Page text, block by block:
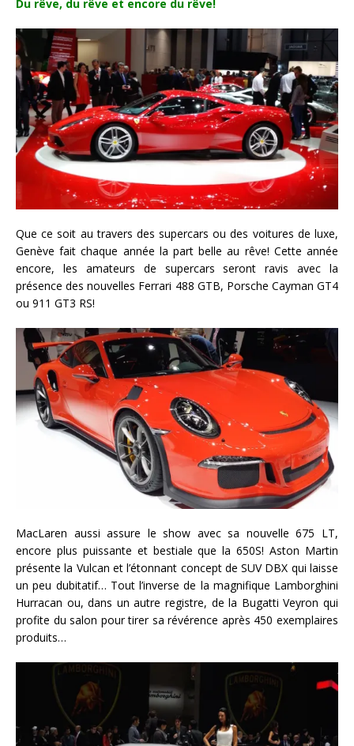
Du rêve, du rêve et encore du rêve!
Que ce soit au travers des supercars ou des voitures de luxe,
Genève fait chaque année la part belle au rêve! Cette année
encore, les amateurs de supercars seront ravis avec la
présence des nouvelles Ferrari 488 GTB, Porsche Cayman GT4
ou 911 GT3 RS!
MacLaren aussi assure le show avec sa nouvelle 675 LT,
encore plus puissante et bestiale que la 650S! Aston Martin
présente la Vulcan et l’étonnant concept de SUV DBX qui laisse
un peu dubitatif… Tout l’inverse de la magnifique Lamborghini
Hurracan ou, dans un autre registre, de la Bugatti Veyron qui
profite du salon pour tirer sa révérence après 450 exemplaires
produits…